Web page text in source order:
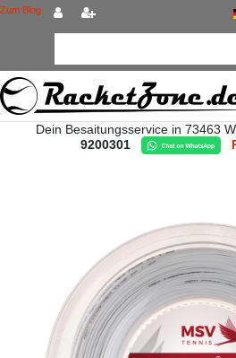
Zum Blog
Dein Besaitungsservice in 73463
9200301